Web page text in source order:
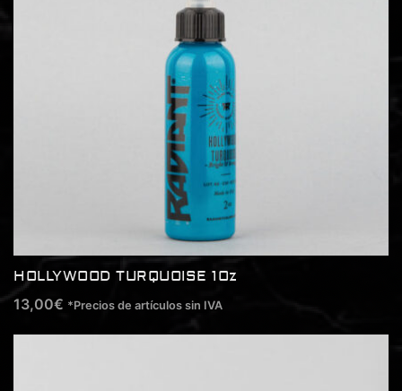
HOLLYWOOD TURQUOISE 1Oz
13,00€ *Precios de artículos sin IVA